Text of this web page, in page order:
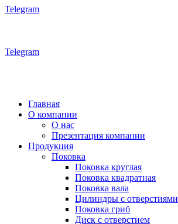
Telegram
Telegram
Главная
О компании
О нас
Презентация компании
Продукция
Поковка
Поковка круглая
Поковка квадратная
Поковка вала
Цилиндры с отверстиями
Поковка гриб
Диск с отверстием